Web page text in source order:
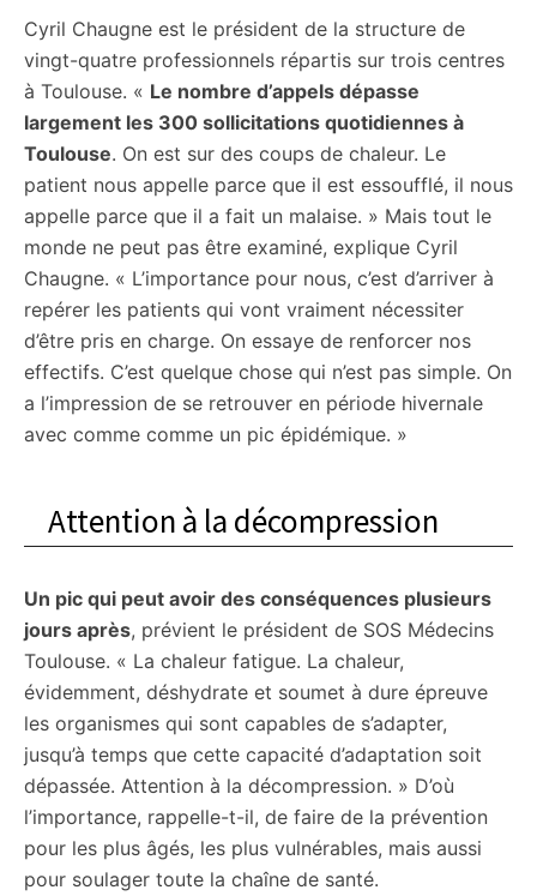
Cyril Chaugne est le président de la structure de
vingt-quatre professionnels répartis sur trois centres
à Toulouse. « Le nombre d’appels dépasse
largement les 300 sollicitations quotidiennes à
Toulouse. On est sur des coups de chaleur. Le
patient nous appelle parce que il est essoufflé, il nous
appelle parce que il a fait un malaise. » Mais tout le
monde ne peut pas être examiné, explique Cyril
Chaugne. « L’importance pour nous, c’est d’arriver à
repérer les patients qui vont vraiment nécessiter
d’être pris en charge. On essaye de renforcer nos
effectifs. C’est quelque chose qui n’est pas simple. On
a l’impression de se retrouver en période hivernale
avec comme comme un pic épidémique. »
Attention à la décompression
Un pic qui peut avoir des conséquences plusieurs
jours après, prévient le président de SOS Médecins
Toulouse. « La chaleur fatigue. La chaleur,
évidemment, déshydrate et soumet à dure épreuve
les organismes qui sont capables de s’adapter,
jusqu’à temps que cette capacité d’adaptation soit
dépassée. Attention à la décompression. » D’où
l’importance, rappelle-t-il, de faire de la prévention
pour les plus âgés, les plus vulnérables, mais aussi
pour soulager toute la chaîne de santé.